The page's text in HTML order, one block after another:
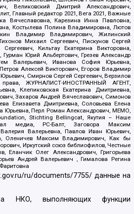
Великовский Дмитрий Александрович,
Главный редактор 2021, Вега 2021, Важные
Вячеславовна, Карезина Инна Павловна,
Костылева Полина Владимировна, Лютов
Владимир Владимирович, Жилинский
Михаил Сергеевич, Пискунов Сергей
Кильтау Екатерина Викторовна,
Юрий Альбертович, Грезев Александр
Валерьевич, Иванова София Юрьевна,
Алексей Викторович, Егоров Владимир
Смирнов Сергей Сергеевич, Верзилов
ЖУРНАЛИСТ-ИНОСТРАННЫЙ АГЕНТ,
Клепиковская Екатерина Дмитриевна,
Захаров Андрей Вячеславович, Симонов
Елизавета Дмитриевна, Соловьева Елена
Юрьевна, Перл Роман Александрович, МЕМО,
Stichting Bellingcat, Якутия – Наше
медиа, РС-Балт, Заговора Максим
Валерьевна, Павлов Иван Юрьевич,
Оленичев Максим Владимирович, Как бы
Иркутский союз библиофилов, Честные
Еланчик Олег Александрович, Григорьева
Андрей Валерьевич , Гималова Регина
ru/documents/7755/ данные на
НКО, выполняющих функции